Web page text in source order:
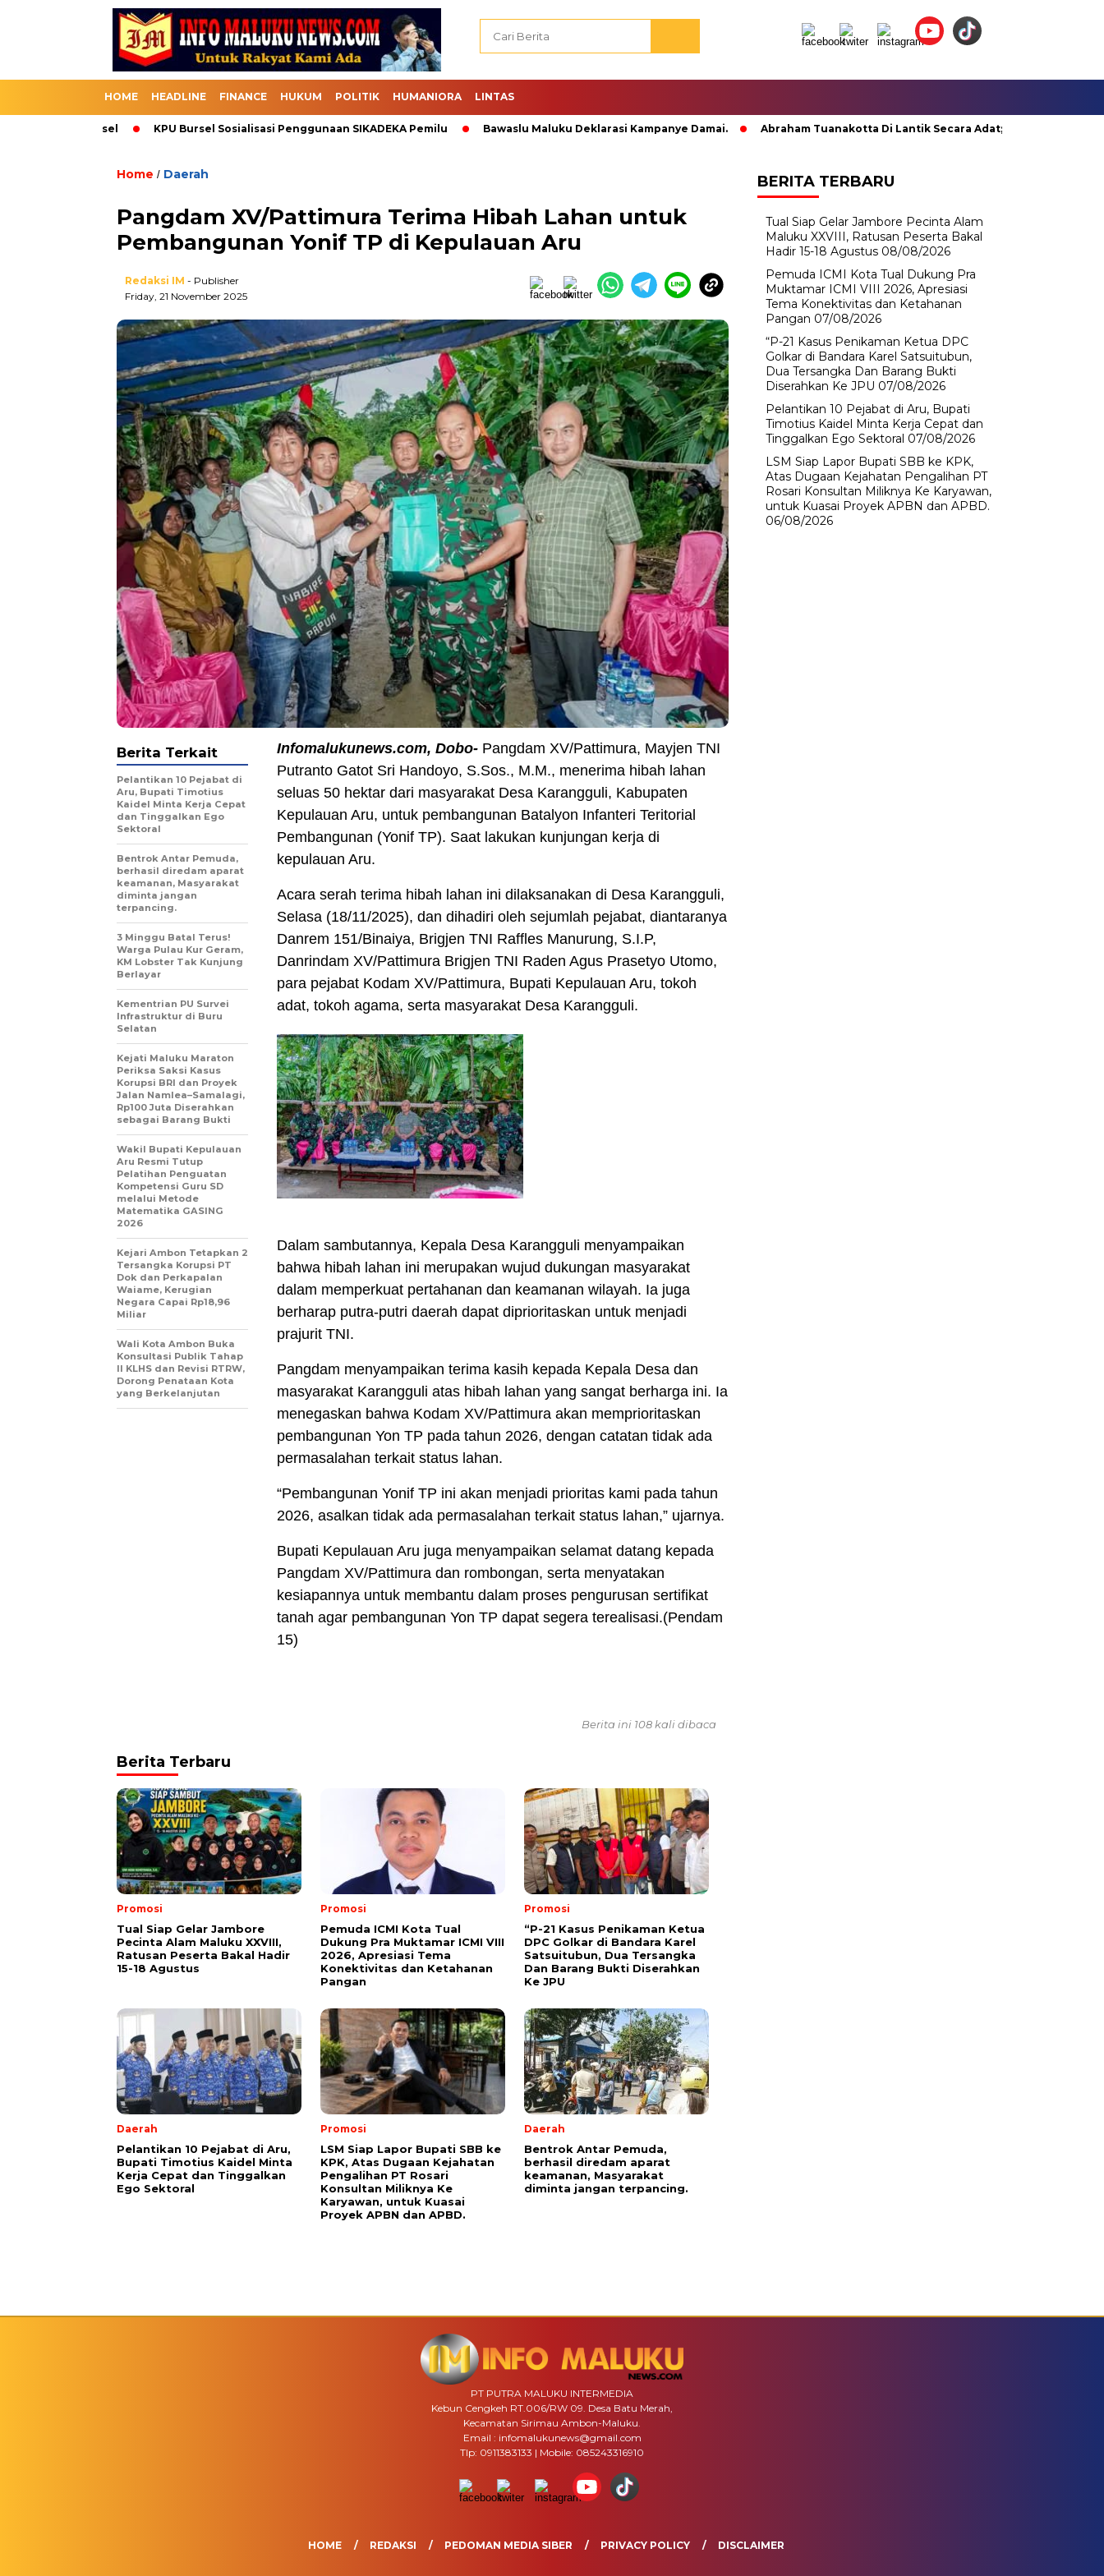
HOME HEADLINE FINANCE HUKUM POLITIK HUMANIORA LINTAS
KPU Bursel Sosialisasi Penggunaan SIKADEKA Pemilu Bawaslu Maluku Deklarasi Kampanye Damai. Abraham Tuanakotta Di Lantik Secara Adat; Pj Bupati Malteng Minta
Home / Daerah
Pangdam XV/Pattimura Terima Hibah Lahan untuk
Pembangunan Yonif TP di Kepulauan Aru
Redaksi IM - Publisher
Friday, 21 November 2025
Infomalukunews.com, Dobo- Pangdam XV/Pattimura, Mayjen TNI
Putranto Gatot Sri Handoyo, S.Sos., M.M., menerima hibah lahan
seluas 50 hektar dari masyarakat Desa Karangguli, Kabupaten
Kepulauan Aru, untuk pembangunan Batalyon Infanteri Teritorial
Pembangunan (Yonif TP). Saat lakukan kunjungan kerja di
kepulauan Aru.
Acara serah terima hibah lahan ini dilaksanakan di Desa Karangguli,
Selasa (18/11/2025), dan dihadiri oleh sejumlah pejabat, diantaranya
Danrem 151/Binaiya, Brigjen TNI Raffles Manurung, S.I.P,
Danrindam XV/Pattimura Brigjen TNI Raden Agus Prasetyo Utomo,
para pejabat Kodam XV/Pattimura, Bupati Kepulauan Aru, tokoh
adat, tokoh agama, serta masyarakat Desa Karangguli.
Dalam sambutannya, Kepala Desa Karangguli menyampaikan
bahwa hibah lahan ini merupakan wujud dukungan masyarakat
dalam memperkuat pertahanan dan keamanan wilayah. Ia juga
berharap putra-putri daerah dapat diprioritaskan untuk menjadi
prajurit TNI.
Pangdam menyampaikan terima kasih kepada Kepala Desa dan
masyarakat Karangguli atas hibah lahan yang sangat berharga ini. Ia
menegaskan bahwa Kodam XV/Pattimura akan memprioritaskan
pembangunan Yon TP pada tahun 2026, dengan catatan tidak ada
permasalahan terkait status lahan.
“Pembangunan Yonif TP ini akan menjadi prioritas kami pada tahun
2026, asalkan tidak ada permasalahan terkait status lahan,” ujarnya.
Bupati Kepulauan Aru juga menyampaikan selamat datang kepada
Pangdam XV/Pattimura dan rombongan, serta menyatakan
kesiapannya untuk membantu dalam proses pengurusan sertifikat
tanah agar pembangunan Yon TP dapat segera terealisasi.(Pendam
15)
Berita Terkait
Pelantikan 10 Pejabat di
Aru, Bupati Timotius
Kaidel Minta Kerja Cepat
dan Tinggalkan Ego
Sektoral
Bentrok Antar Pemuda,
berhasil diredam aparat
keamanan, Masyarakat
diminta jangan
terpancing.
3 Minggu Batal Terus!
Warga Pulau Kur Geram,
KM Lobster Tak Kunjung
Berlayar
Kementrian PU Survei
Infrastruktur di Buru
Selatan
Kejati Maluku Maraton
Periksa Saksi Kasus
Korupsi BRI dan Proyek
Jalan Namlea–Samalagi,
Rp100 Juta Diserahkan
sebagai Barang Bukti
Wakil Bupati Kepulauan
Aru Resmi Tutup
Pelatihan Penguatan
Kompetensi Guru SD
melalui Metode
Matematika GASING
2026
Kejari Ambon Tetapkan 2
Tersangka Korupsi PT
Dok dan Perkapalan
Waiame, Kerugian
Negara Capai Rp18,96
Miliar
Wali Kota Ambon Buka
Konsultasi Publik Tahap
II KLHS dan Revisi RTRW,
Dorong Penataan Kota
yang Berkelanjutan
Berita ini 108 kali dibaca
Berita Terbaru
Promosi
Tual Siap Gelar Jambore
Pecinta Alam Maluku XXVIII,
Ratusan Peserta Bakal Hadir
15-18 Agustus
Promosi
Pemuda ICMI Kota Tual
Dukung Pra Muktamar ICMI VIII
2026, Apresiasi Tema
Konektivitas dan Ketahanan
Pangan
Promosi
“P-21 Kasus Penikaman Ketua
DPC Golkar di Bandara Karel
Satsuitubun, Dua Tersangka
Dan Barang Bukti Diserahkan
Ke JPU
Daerah
Pelantikan 10 Pejabat di Aru,
Bupati Timotius Kaidel Minta
Kerja Cepat dan Tinggalkan
Ego Sektoral
Promosi
LSM Siap Lapor Bupati SBB ke
KPK, Atas Dugaan Kejahatan
Pengalihan PT Rosari
Konsultan Miliknya Ke
Karyawan, untuk Kuasai
Proyek APBN dan APBD.
Daerah
Bentrok Antar Pemuda,
berhasil diredam aparat
keamanan, Masyarakat
diminta jangan terpancing.
BERITA TERBARU
Tual Siap Gelar Jambore Pecinta Alam
Maluku XXVIII, Ratusan Peserta Bakal
Hadir 15-18 Agustus 08/08/2026
Pemuda ICMI Kota Tual Dukung Pra
Muktamar ICMI VIII 2026, Apresiasi
Tema Konektivitas dan Ketahanan
Pangan 07/08/2026
“P-21 Kasus Penikaman Ketua DPC
Golkar di Bandara Karel Satsuitubun,
Dua Tersangka Dan Barang Bukti
Diserahkan Ke JPU 07/08/2026
Pelantikan 10 Pejabat di Aru, Bupati
Timotius Kaidel Minta Kerja Cepat dan
Tinggalkan Ego Sektoral 07/08/2026
LSM Siap Lapor Bupati SBB ke KPK,
Atas Dugaan Kejahatan Pengalihan PT
Rosari Konsultan Miliknya Ke Karyawan,
untuk Kuasai Proyek APBN dan APBD.
06/08/2026
PT PUTRA MALUKU INTERMEDIA
Kebun Cengkeh RT.006/RW 09. Desa Batu Merah,
Kecamatan Sirimau Ambon-Maluku.
Email : infomalukunews@gmail.com
Tlp: 0911383133 | Mobile: 085243316910
HOME REDAKSI PEDOMAN MEDIA SIBER PRIVACY POLICY DISCLAIMER